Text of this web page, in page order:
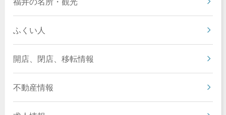
ふくい人
開店、閉店、移転情報
不動産情報